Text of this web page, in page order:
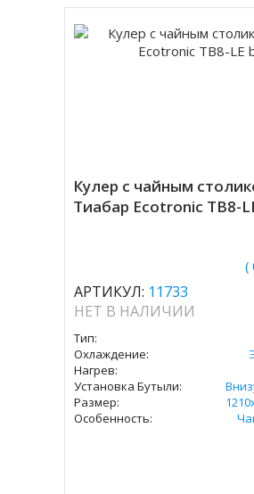
Кулер с чайным
Тиабар Ecotronic TB8-
(
АРТИКУЛ: 11733
НЕТ В НАЛИЧИИ
Тип:
Охлаждение:
Нагрев:
Установка Бутыли:
Размер:
Особенность: